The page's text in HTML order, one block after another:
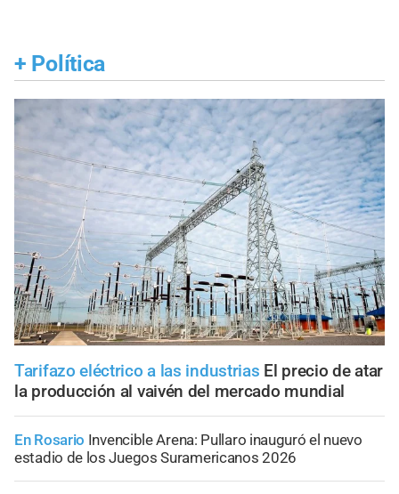
+ Política
Tarifazo eléctrico a las industrias El precio de atar
la producción al vaivén del mercado mundial
En Rosario Invencible Arena: Pullaro inauguró el nuevo
estadio de los Juegos Suramericanos 2026